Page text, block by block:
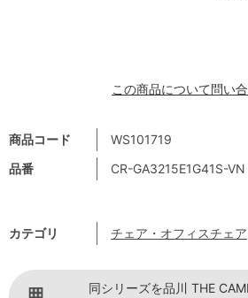
商品コード
WS101719
品番
CR-GA3215E1G41S-VN
カテゴリ チェア・オフィスチェア
この商品について問い
同シリーズを品川 THE